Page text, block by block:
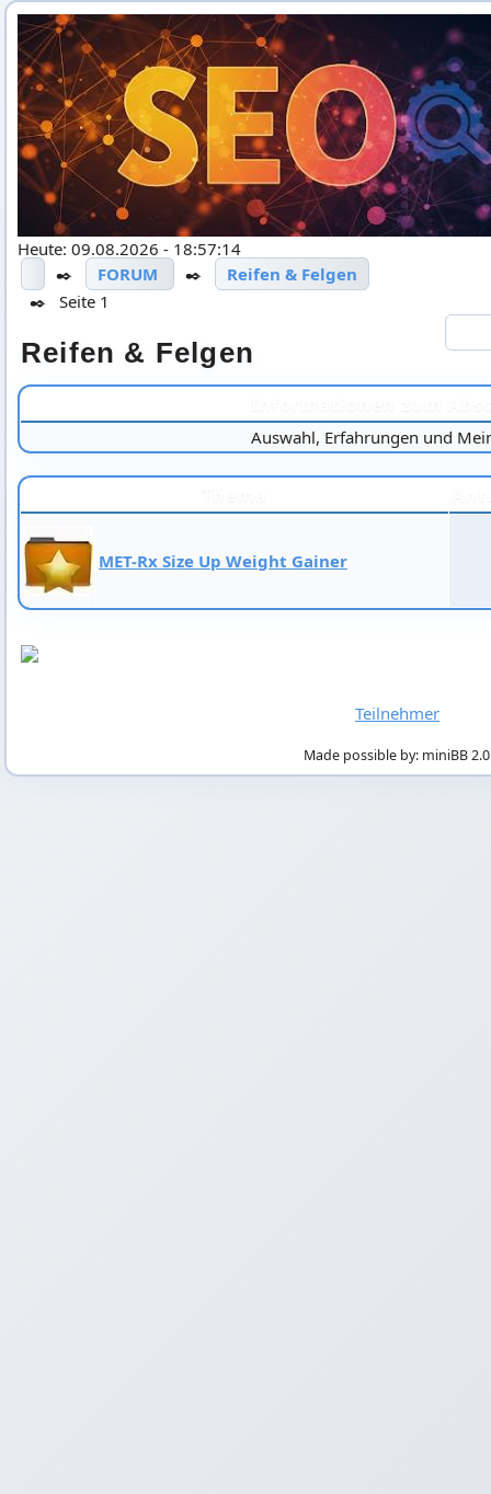
Heute: 09.08.2026 - 18:57:14
✒️
FORUM ✒️
Reifen & Felgen
✒️ Seite 1
Reifen & Felgen
Auswahl, Erfahrungen und
MET-Rx Size Up Weight Gainer
Teilnehmer
Made possible by: miniBB 2.0